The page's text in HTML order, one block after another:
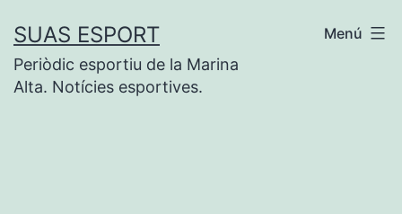
contenido
SUAS ESPORT
Periòdic esportiu de la Marina
Alta. Notícies esportives.
Menú